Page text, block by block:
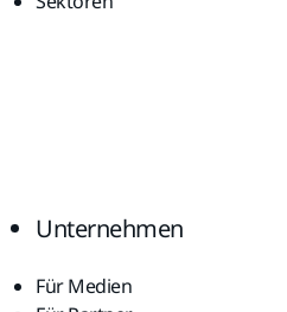
Unternehmen
Für Medien